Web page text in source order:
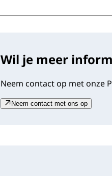
Wil je meer
Neem contact op met onze
Neem contact met ons op